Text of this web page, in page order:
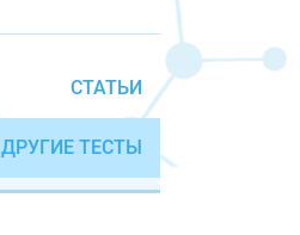
СТАТЬИ
ДРУГИЕ ТЕСТЫ